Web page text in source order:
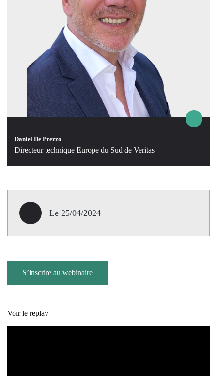
Daniel De Prezzo
Directeur technique Europe du Sud de Veritas
Le 25/04/2024
S’inscrire au webinaire
Voir le replay